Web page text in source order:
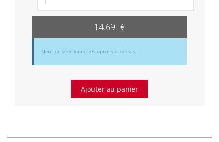
14.69 €
Merci de sélectionner les options ci dessus